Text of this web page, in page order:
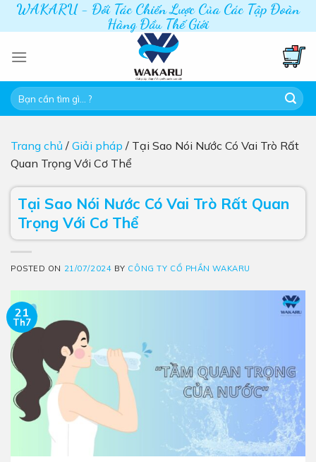
SkipWAKARU - Đối Tác Chiến Lược Của Các Tập Đoàn
Hàng Đầu Thế Giới
Tìm
kiếm:
Trang chủ / Giải pháp / Tại Sao Nói Nước Có Vai Trò Rất
Quan Trọng Với Cơ Thể
Tại Sao Nói Nước Có Vai Trò Rất Quan
Trọng Với Cơ Thể
POSTED ON 21/07/2024 BY CÔNG TY CỔ PHẦN WAKARU
21
Th7